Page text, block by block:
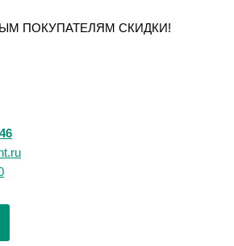
ПОКУПАТЕЛЯМ СКИДКИ!